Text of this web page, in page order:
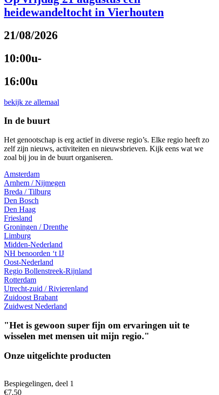
heidewandeltocht in Vierhouten
21/08/2026
10:00u-
16:00u
bekijk ze allemaal
In de buurt
Het genootschap is erg actief in diverse regio’s. Elke regio heeft zo
zelf zijn nieuws, activiteiten en nieuwsbrieven. Kijk eens wat we
zoal bij jou in de buurt organiseren.
Amsterdam
Arnhem / Nijmegen
Breda / Tilburg
Den Bosch
Den Haag
Friesland
Groningen / Drenthe
Limburg
Midden-Nederland
NH benoorden ‘t IJ
Oost-Nederland
Regio Bollenstreek-Rijnland
Rotterdam
Utrecht-zuid / Rivierenland
Zuidoost Brabant
Zuidwest Nederland
"Het is gewoon super fijn om ervaringen uit te
wisselen met mensen uit mijn regio."
Onze uitgelichte producten
Bespiegelingen, deel 1
€7,50